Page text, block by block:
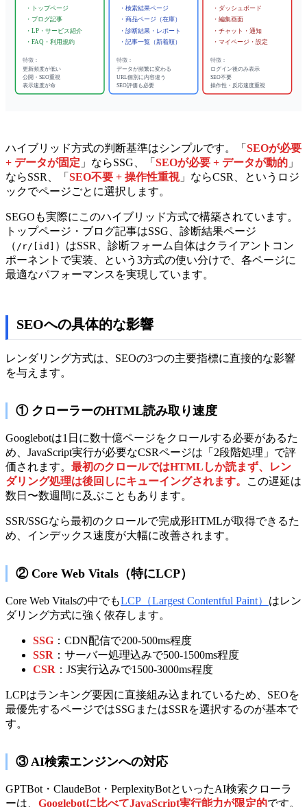
・トップページ
・ブログ記事
・LP・サービス紹介
・FAQ・利用規約
特徴：
更新頻度が低い
公開・SEO重視
表示速度が命
・検索結果ページ
・商品ページ（在庫）
・診断結果・レポート
・記事一覧（新着順）
特徴：
データが頻繁に変わる
URL個別に内容違う
SEO評価も必要
・ダッシュボード
・編集画面
・チャット・通知
・マイページ・設定
特徴：
ログイン後のみ表示
SEO不要
操作性・反応速度重視
ハイブリッド方式の判断基準はシンプルです。「 SEOが必要
+ データが固定 」ならSSG、「 SEOが必要 + データが動的 」
ならSSR、「 SEO不要 + 操作性重視」ならCSR、というロジ
ックでページごとに選択します。
SEGOも実際にこのハイブリッド方式で構築されています。
トップページ・ブログ記事はSSG、診断結果ページ
（ /r/[id]
）はSSR、診断フォーム自体はクライアントコン
ポーネントで実装、という3方式の使い分けで、各ページに
最適なパフォーマンスを実現しています。
SEOへの具体的な影響
レンダリング方式は、SEOの3つの主要指標に直接的な影響
を与えます。
① クローラーのHTML読み取り速度
Googlebotは1日に数十億ページをクロールする必要があるた
め、JavaScript実行が必要なCSRページは「2段階処理」で評
価されます。 最初のクロールではHTMLしか読まず、レン
ダリング処理は後回しにキューイングされます。
この遅延は
数日〜数週間に及ぶこともあります。
SSR/SSGなら最初のクロールで完成形HTMLが取得できるた
め、インデックス速度が大幅に改善されます。
② Core Web Vitals（特にLCP）
Core Web Vitalsの中でもLCP（Largest Contentful Paint） はレン
ダリング方式に強く依存します。
SSG ：CDN配信で200-500ms程度
SSR ：サーバー処理込みで500-1500ms程度
CSR ：JS実行込みで1500-3000ms程度
LCPはランキング要因に直接組み込まれているため、SEOを
最優先するページではSSGまたはSSRを選択するのが基本で
す。
③ AI検索エンジンへの対応
GPTBot・ClaudeBot・PerplexityBotといったAI検索クローラ
ーは、 Googlebotに比べてJavaScript実行能力が限定的です。